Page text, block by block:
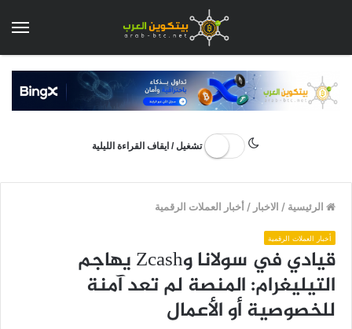
تشغيل / ايقاف القراءة الليلية
الرئيسية / الاخبار /أخبار العملات الرقمية
أخبار العملات الرقمية
قيادي في سولانا وZcash يهاجم
التيليغرام: المنصة لم تعد آمنة
للخصوصية أو الأعمال